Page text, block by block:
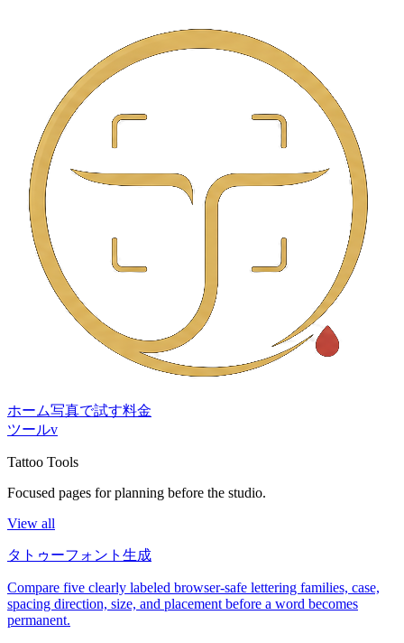
ホーム写真で試す料金
ツールv
Tattoo Tools
Focused pages for planning before the studio.
View all
タトゥーフォント生成
Compare five clearly labeled browser-safe lettering families, case,
spacing direction, size, and placement before a word becomes
permanent.